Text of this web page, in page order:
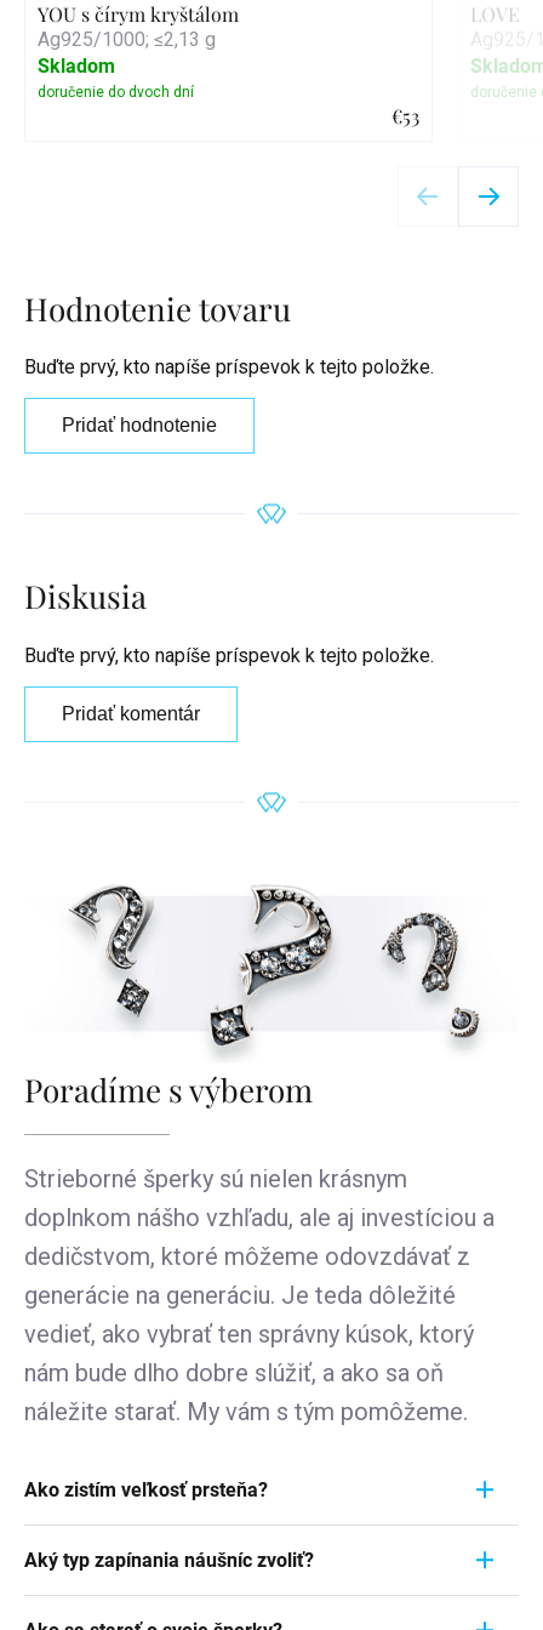
YOU s čírym kryštálom
Ag925/1000; ≤2,13 g
€53
Skladom
LOVE
Hodnotenie tovaru
Buďte prvý, kto napíše príspevok k tejto položke.
Pridať hodnotenie
Diskusia
Buďte prvý, kto napíše príspevok k tejto položke.
Pridať komentár
Poradíme s výberom
Strieborné šperky sú nielen krásnym
doplnkom nášho vzhľadu, ale aj investíciou a
dedičstvom, ktoré môžeme odovzdávať z
generácie na generáciu. Je teda dôležité
vedieť, ako vybrať ten správny kúsok, ktorý
nám bude dlho dobre slúžiť, a ako sa oň
náležite starať. My vám s tým pomôžeme.
Ako zistím veľkosť prsteňa?
Aby ste zistili jeho veľkosť, vezmite pravítko a
položte ho priamo na prstienok, ktorý momentálne
Aký typ zapínania náušníc zvoliť?